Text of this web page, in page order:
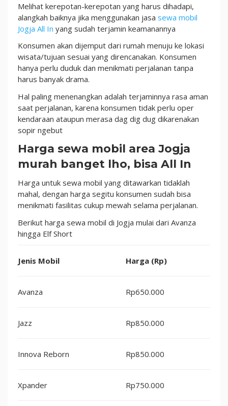
Melihat kerepotan-kerepotan yang harus dihadapi,
alangkah baiknya jika menggunakan jasa sewa mobil
Jogja All In yang sudah terjamin keamanannya
Konsumen akan dijemput dari rumah menuju ke lokasi
wisata/tujuan sesuai yang direncanakan. Konsumen
hanya perlu duduk dan menikmati perjalanan tanpa
harus banyak drama.
Hal paling menenangkan adalah terjaminnya rasa aman
saat perjalanan, karena konsumen tidak perlu oper
kendaraan ataupun merasa dag dig dug dikarenakan
sopir ngebut
Harga sewa mobil area Jogja
murah banget lho, bisa All In
Harga untuk sewa mobil yang ditawarkan tidaklah
mahal, dengan harga segitu konsumen sudah bisa
menikmati fasilitas cukup mewah selama perjalanan.
Berikut harga sewa mobil di Jogja mulai dari Avanza
hingga Elf Short
Jenis Mobil Harga (Rp)
Avanza Rp650.000
Jazz Rp850.000
Innova Reborn Rp850.000
Xpander Rp750.000